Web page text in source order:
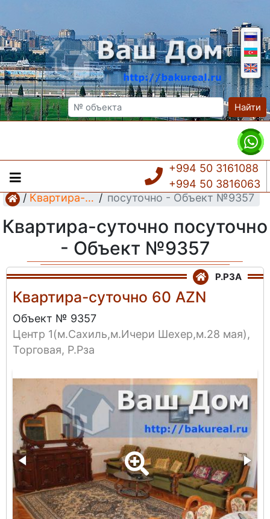
Найти
+994 50 3161088
+994 50 3816063
/
Квартира-суточно /
Квартира-суточно посуточно - Объект №9357
Квартира-суточно посуточно
- Объект №9357
Р.РЗА
Квартира-суточно 60 AZN
Объект № 9357
Центр 1(м.Сахиль,м.Ичери Шехер,м.28 мая),
Торговая, Р.Рза